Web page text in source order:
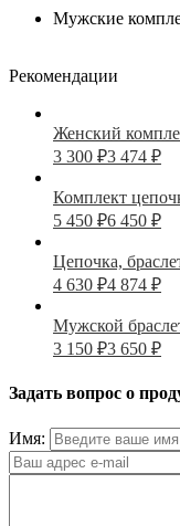
Мужские
Рекомендации
Женский
3 300 ₽3 474 ₽
Комплект
5 450 ₽6 450 ₽
Цепочка,
4 630 ₽4 874 ₽
Мужской
3 150 ₽3 650 ₽
Задать вопрос о
Имя: